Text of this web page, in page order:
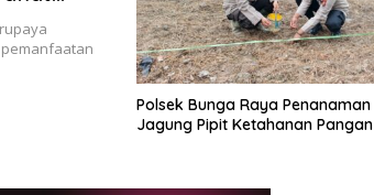
Polsek Bunga Raya Penanaman
Jagung Pipit Ketahanan Pangan